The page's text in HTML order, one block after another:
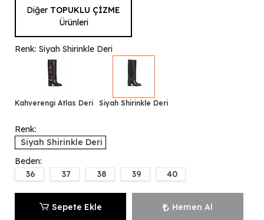
Diğer TOPUKLU ÇİZME
Ürünleri
Renk: Siyah Shirinkle Deri
Kahverengi Atlas Deri Siyah Shirinkle Deri
Renk:
Siyah Shirinkle Deri
Beden:
36
37 38 39 40
Sepete Ekle Hemen Al